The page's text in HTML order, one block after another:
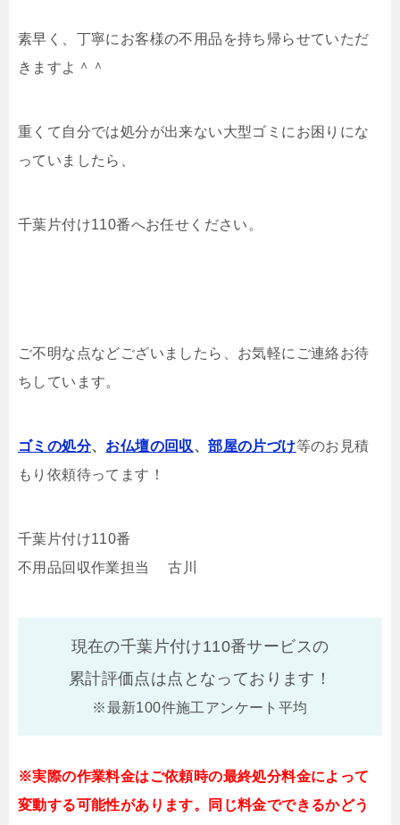
素早く、丁寧にお客様の不用品を持ち帰らせていただ
きますよ＾＾
重くて自分では処分が出来ない大型ゴミにお困りにな
っていましたら、
千葉片付け110番へお任せください。
ご不明な点などございましたら、お気軽にご連絡お待
ちしています。
ゴミの処分、 お仏壇の回収、部屋の片づけ等のお見積
もり依頼待ってます！
千葉片付け110番
不用品回収作業担当 古川
現在の千葉片付け110番サービスの
累計評価点は点となっております！
※最新100件施工アンケート平均
※実際の作業料金はご依頼時の最終処分料金によって
変動する可能性があります。同じ料金でできるかどう